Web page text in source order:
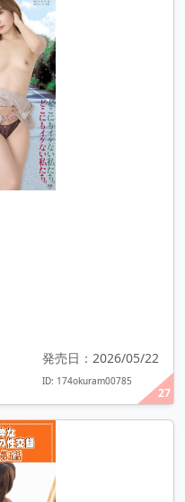
27
発売日：2026/05/22
ID: 174okuram00785